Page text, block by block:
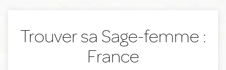
Trouver sa Sage-femme :
France